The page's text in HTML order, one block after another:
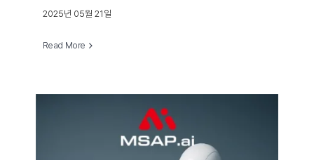
2025년 05월 21일
Read More